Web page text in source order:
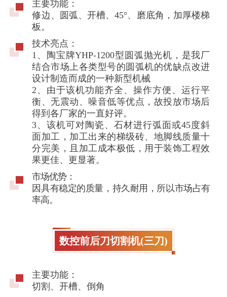
主要功能：
修边、圆弧、开槽、45°、磨底角，加厚楼梯
板。
技术亮点：
1、陶宝牌YHP-1200型圆弧抛光机，是我厂
结合市场上各类型号的圆弧机的优缺点改进
设计制造而成的一种新型机械
2、由于该机功能齐全、操作方便、运行平
衡、无震动、噪音低等优点，故投放市场后
得到各厂家的一直好评。
3、该机可对陶瓷、石材进行弧面或45度斜
面加工，加工出来的梯级砖、地脚线质量十
分完美，且加工成本极低，用于装饰工程效
果更佳、更显著。
市场优势：
因具有稳定的质量，持久耐用，所以市场占有
率高。
数控前后刀切割机(三刀)
主要功能：
切割、开槽、倒角